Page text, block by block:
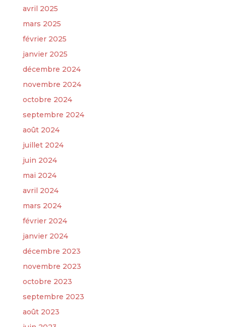
avril 2025
mars 2025
février 2025
janvier 2025
décembre 2024
novembre 2024
octobre 2024
septembre 2024
août 2024
juillet 2024
juin 2024
mai 2024
avril 2024
mars 2024
février 2024
janvier 2024
décembre 2023
novembre 2023
octobre 2023
septembre 2023
août 2023